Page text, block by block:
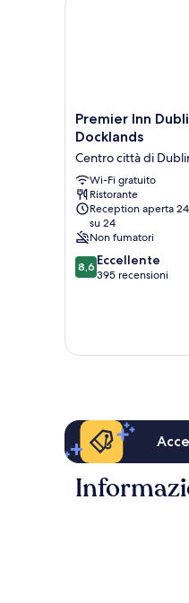
Premier
Inn
Cc
North
Docklands
Centro
città
di
Dublino
Premier Inn
Docklands
Centro città di
Wi-Fi gratuito
Ristorante
Reception aperta
su 24
Non fumatori
8.6
su
8,6 Eccellente
395 recensioni